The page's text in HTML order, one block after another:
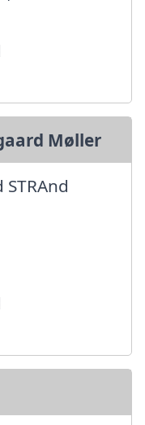
Møller